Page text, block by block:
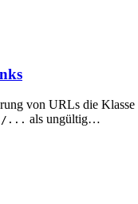
von URLs die Klasse
... als ungültig…